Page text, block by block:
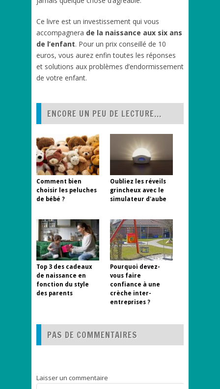
Ce livre est un investissement qui vous
accompagnera de la naissance aux six ans
de l’enfant. Pour un prix conseillé de 10
euros, vous aurez enfin toutes les réponses
et solutions aux problèmes d’endormissement
de votre enfant.
ENCORE UN PEU DE LECTURE...
Comment bien
choisir les peluches
de bébé ?
Oubliez les réveils
grincheux avec le
simulateur d'aube
Top 3 des cadeaux
de naissance en
fonction du style
des parents
Pourquoi devez-
vous faire
confiance à une
crèche inter-
entreprises ?
PAS DE COMMENTAIRES
Laisser un commentaire